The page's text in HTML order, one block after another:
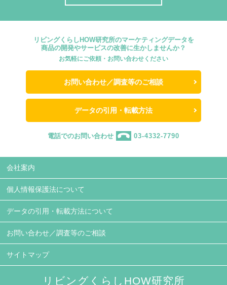
リビングくらしHOW研究所のマーケティングデータを
商品の開発やサービスの改善に生かしませんか？
お気軽にご依頼・お問い合わせください
お問い合わせ／調査等のご相談
データの引用・転載方法
電話でのお問い合わせ 03-4332-7790
会社案内
個人情報保護法について
データの引用・転載方法について
お問い合わせ／調査等のご相談
サイトマップ
リビングくらしHOW研究所